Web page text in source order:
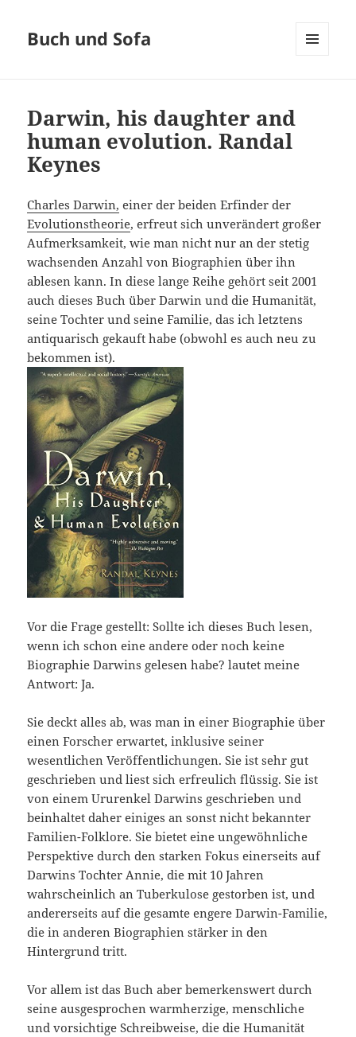
Buch und Sofa
Darwin, his daughter and
human evolution. Randal
Keynes
Charles Darwin, einer der beiden Erfinder der
Evolutionstheorie, erfreut sich unverändert großer
Aufmerksamkeit, wie man nicht nur an der stetig
wachsenden Anzahl von Biographien über ihn
ablesen kann. In diese lange Reihe gehört seit 2001
auch dieses Buch über Darwin und die Humanität,
seine Tochter und seine Familie, das ich letztens
antiquarisch gekauft habe (obwohl es auch neu zu
bekommen ist).
Vor die Frage gestellt: Sollte ich dieses Buch lesen,
wenn ich schon eine andere oder noch keine
Biographie Darwins gelesen habe? lautet meine
Antwort: Ja.
Sie deckt alles ab, was man in einer Biographie über
einen Forscher erwartet, inklusive seiner
wesentlichen Veröffentlichungen. Sie ist sehr gut
geschrieben und liest sich erfreulich flüssig. Sie ist
von einem Ururenkel Darwins geschrieben und
beinhaltet daher einiges an sonst nicht bekannter
Familien-Folklore. Sie bietet eine ungewöhnliche
Perspektive durch den starken Fokus einerseits auf
Darwins Tochter Annie, die mit 10 Jahren
wahrscheinlich an Tuberkulose gestorben ist, und
andererseits auf die gesamte engere Darwin-Familie,
die in anderen Biographien stärker in den
Hintergrund tritt.
Vor allem ist das Buch aber bemerkenswert durch
seine ausgesprochen warmherzige, menschliche
und vorsichtige Schreibweise, die die Humanität